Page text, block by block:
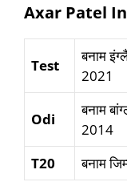
Axar Patel
Test
बनाम
2021
Odi
बनाम
2014
T20
बनाम